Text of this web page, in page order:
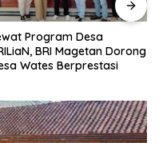
Program Desa
BRI Magetan Dorong
Wates Berprestasi